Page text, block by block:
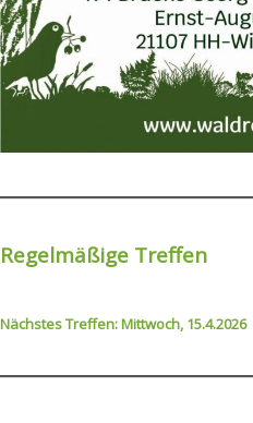
Regelmäßige Treffen
Nächstes Treffen: Mittwoch, 15.4.2026